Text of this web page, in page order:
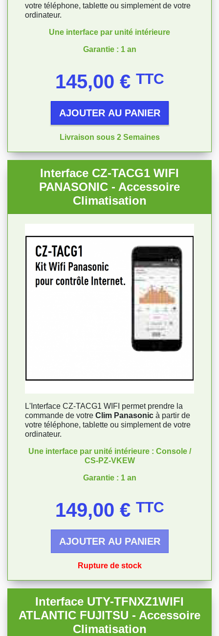
votre téléphone, tablette ou simplement de votre
ordinateur.
Une interface par unité intérieure
Garantie : 1 an
145,00 € TTC
AJOUTER AU PANIER
Livraison sous 2 Semaines
Interface CZ-TACG1 WIFI
PANASONIC - Accessoire
Climatisation
L'Interface CZ-TACG1 WIFI permet prendre la
commande de votre Clim Panasonic à partir de
votre téléphone, tablette ou simplement de votre
ordinateur.
Une interface par unité intérieure : Console /
CS-PZ-VKEW
Garantie : 1 an
149,00 € TTC
AJOUTER AU PANIER
Rupture de stock
Interface UTY-TFNXZ1WIFI
ATLANTIC FUJITSU - Accessoire
Climatisation